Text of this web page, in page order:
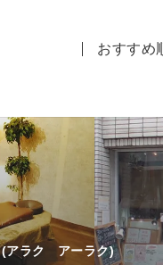
おすすめ
(アラク アーラク)